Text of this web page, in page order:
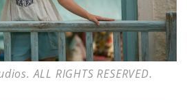
ALL RIGHTS RESERVED.